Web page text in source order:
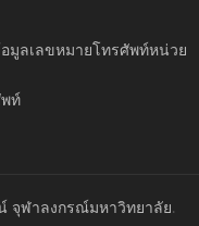
มูลเลขหมายโทรศัพท์หน่วย
ท์
จุฬาลงกรณ์มหาวิทยาลัย.